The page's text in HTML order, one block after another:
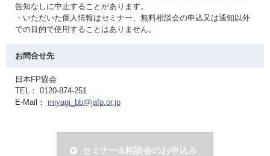
告知なしに中止することがあります。
・いただいた個人情報はセミナー、無料相談会の申込又は通知以外
での目的で使用することはありません。
お問合せ先
日本FP協会
TEL： 0120-874-251
E-Mail： miyagi_bb@jafp.or.jp
セミナー&相談会のお申込み